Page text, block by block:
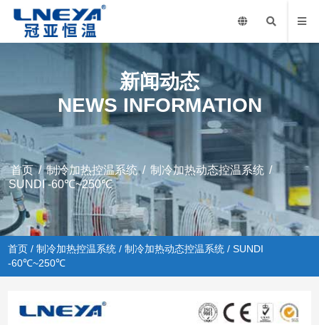
新闻动态
NEWS INFORMATION
首页/制冷加热控温系统/ 制冷加热动态控温系统 /
SUNDI -60℃~250℃
首页 /制冷加热控温系统 /制冷加热动态控温系统 / SUNDI
-60℃~250℃